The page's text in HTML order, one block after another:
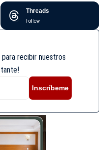
Threads
Follow
recibir nuestros
Inscríbeme